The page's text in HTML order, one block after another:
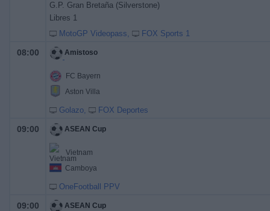
G.P. Gran Bretaña (Silverstone)
Libres 1
MotoGP Videopass
FOX Sports 1
08:00 Amistoso
FC Bayern
Aston Villa
Golazo FOX Deportes
09:00 ASEAN Cup
Vietnam
Camboya
OneFootball PPV
09:00 ASEAN Cup